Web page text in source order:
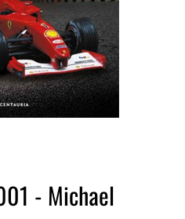
- Michael